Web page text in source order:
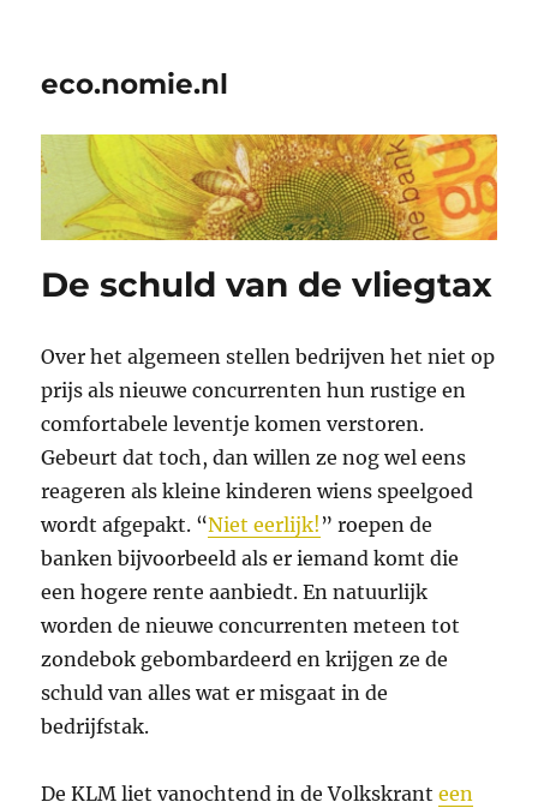
eco.nomie.nl
De schuld van de vliegtax
Over het algemeen stellen bedrijven het niet op
prijs als nieuwe concurrenten hun rustige en
comfortabele leventje komen verstoren.
Gebeurt dat toch, dan willen ze nog wel eens
reageren als kleine kinderen wiens speelgoed
wordt afgepakt. “Niet eerlijk! ” roepen de
banken bijvoorbeeld als er iemand komt die
een hogere rente aanbiedt. En natuurlijk
worden de nieuwe concurrenten meteen tot
zondebok gebombardeerd en krijgen ze de
schuld van alles wat er misgaat in de
bedrijfstak.
De KLM liet vanochtend in de Volkskranteen